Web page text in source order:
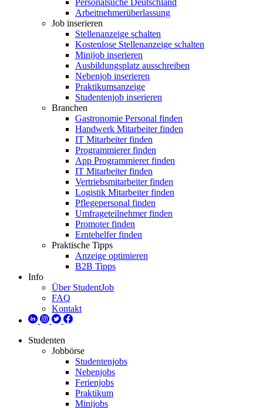
Personalsuche Deutschland
Arbeitnehmerüberlassung
Job inserieren
Stellenanzeige schalten
Kostenlose Stellenanzeige schalten
Minijob inserieren
Ausbildungsplatz ausschreiben
Nebenjob inserieren
Praktikumsanzeige
Studentenjob inserieren
Branchen
Gastronomie Personal finden
Handwerk Mitarbeiter finden
IT Mitarbeiter finden
Programmierer finden
App Programmierer finden
IT Mitarbeiter finden
Vertriebsmitarbeiter finden
Logistik Mitarbeiter finden
Pflegepersonal finden
Umfrageteilnehmer finden
Promoter finden
Erntehelfer finden
Praktische Tipps
Anzeige optimieren
B2B Tipps
Info
Über StudentJob
FAQ
Kontakt
Studenten
Jobbörse
Studentenjobs
Nebenjobs
Ferienjobs
Praktikum
Minijobs